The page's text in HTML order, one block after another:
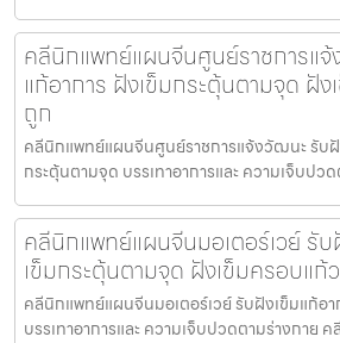
คลีนิกแพทย์แผนจีนศูนย์ราชการแ
แก้อาการ ฝังเข็มกระตุ้นตามจุด ฝั
ถูก
คลีนิกแพทย์แผนจีนศูนย์ราชการแจ้งวัฒนะ รับฝั
กระตุ้นตามจุด บรรเทาอาการและ ความเจ็บปว
คลีนิกแพทย์แผนจีนมอเตอร์เวย์ รับ
เข็มกระตุ้นตามจุด ฝังเข็มครอบแก้
คลีนิกแพทย์แผนจีนมอเตอร์เวย์ รับฝังเข็มแก้อ
บรรเทาอาการและ ความเจ็บปวดตามร่างกาย